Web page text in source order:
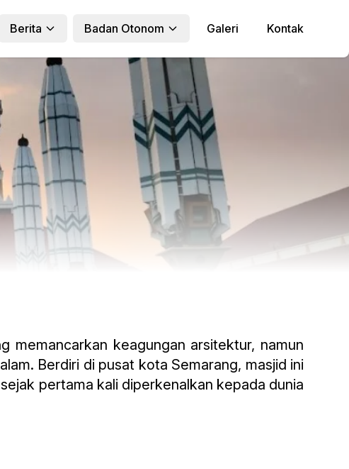
Berita Badan Otonom Galeri Kontak
memancarkan keagungan arsitektur, namun
Berdiri di pusat kota Semarang, masjid ini
pertama kali diperkenalkan kepada dunia